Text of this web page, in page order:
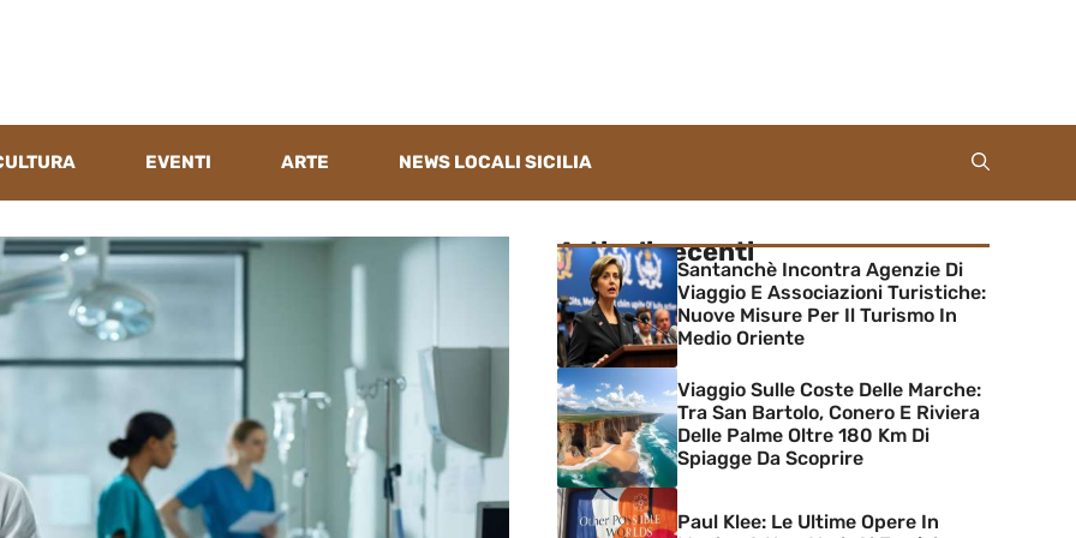
EVENTI ARTE NEWS LOCALI SICILIA
Articoli recenti
Santanchè Incontra Agenzie Di
Viaggio E Associazioni Turistiche:
Nuove Misure Per Il Turismo In
Medio Oriente
Viaggio Sulle Coste Delle Marche:
Tra San Bartolo, Conero E Riviera
Delle Palme Oltre 180 Km Di
Spiagge Da Scoprire
Paul Klee: Le Ultime Opere In